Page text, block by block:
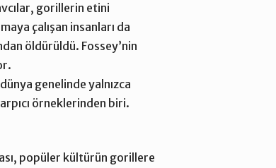
gorillerin etini
çalışan insanları da
öldürüldü. Fossey’nin
genelinde yalnızca
örneklerinden biri.
popüler kültürün gorillere